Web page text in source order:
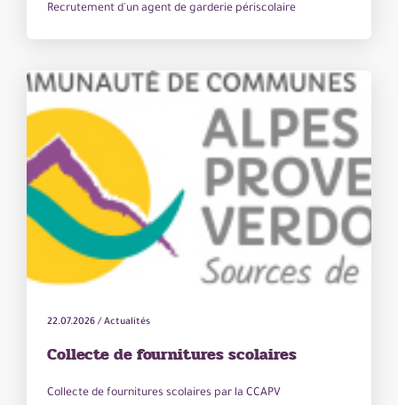
Recrutement d'un agent de garderie périscolaire
22.07.2026 / Actualités
Collecte de fournitures scolaires
Collecte de fournitures scolaires par la CCAPV